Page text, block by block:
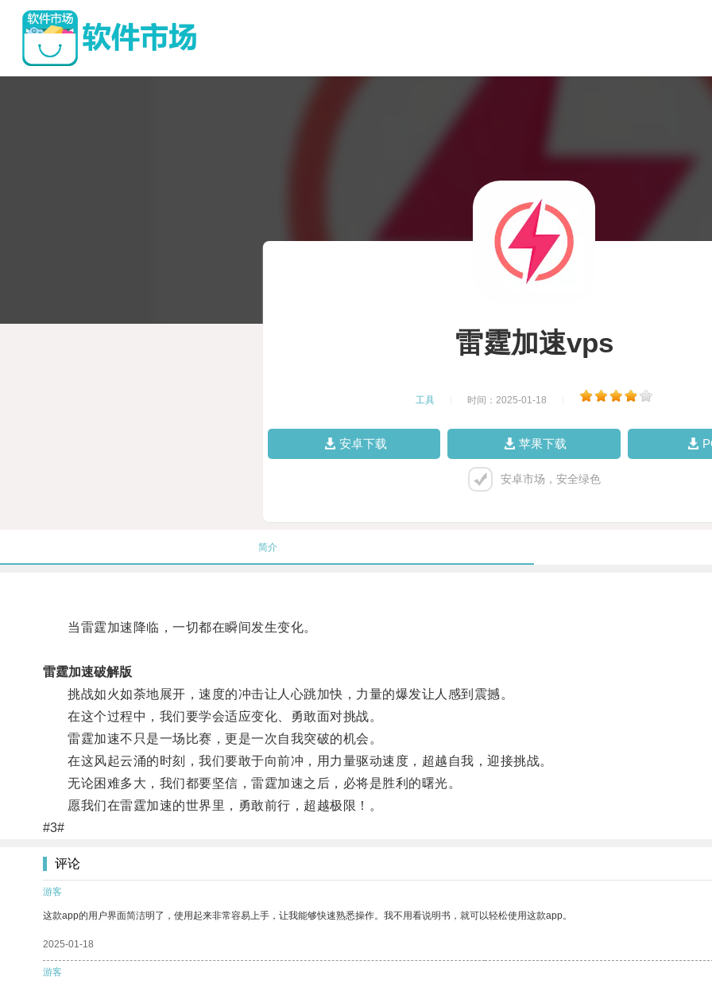
雷霆加速vps
工具 时间：2025-01-18
安卓下载 苹果下载
安卓市场，安全绿色
简介
当雷霆加速降临，一切都在瞬间发生变化。
雷霆加速破解版
挑战如火如荼地展开，速度的冲击让人心跳加快，力量的爆发让人感到震撼。
在这个过程中，我们要学会适应变化、勇敢面对挑战。
雷霆加速不只是一场比赛，更是一次自我突破的机会。
在这风起云涌的时刻，我们要敢于向前冲，用力量驱动速度，超越自我，迎接挑战。
无论困难多大，我们都要坚信，雷霆加速之后，必将是胜利的曙光。
愿我们在雷霆加速的世界里，勇敢前行，超越极限！。
#3#
评论
游客
这款app的用户界面简洁明了，使用起来非常容易上手，让我能够快速熟悉操作。我不用看说明书，就可以轻松使用这款app。
2025-01-18
游客